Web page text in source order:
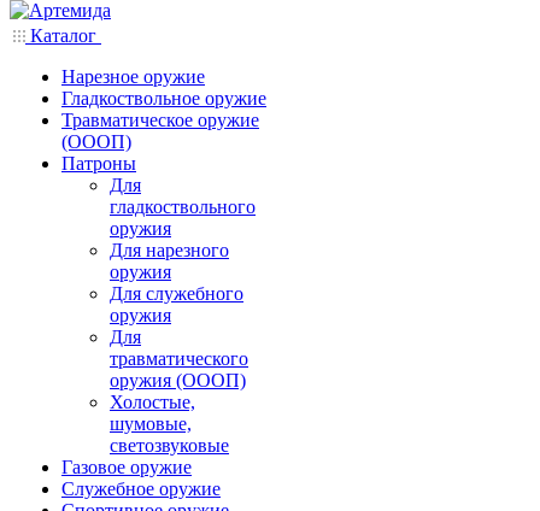
Каталог
Нарезное оружие
Гладкоствольное оружие
Травматическое оружие
(ОООП)
Патроны
Для
гладкоствольного
оружия
Для нарезного
оружия
Для служебного
оружия
Для
травматического
оружия (ОООП)
Холостые,
шумовые,
светозвуковые
Газовое оружие
Служебное оружие